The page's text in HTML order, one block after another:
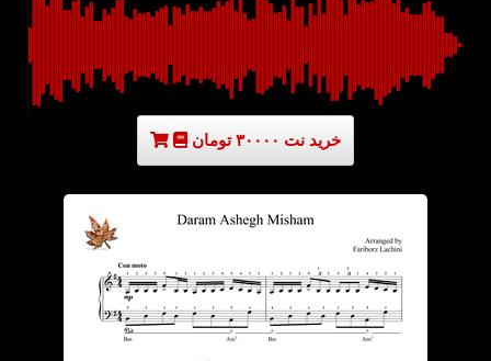
خرید نت ۳۰۰۰۰ تومان